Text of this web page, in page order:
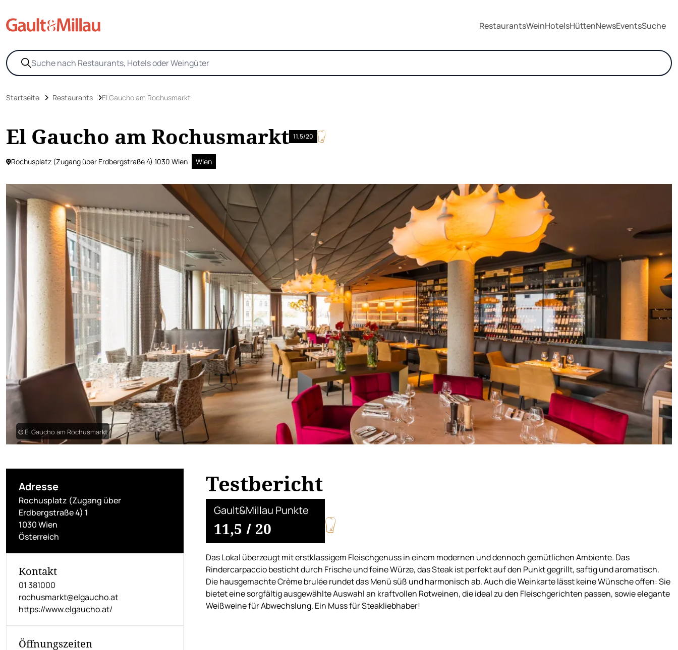
RestaurantsWeinHotelsHüttenNewsEventsSuche
Startseite Restaurants El Gaucho am Rochusmarkt
El Gaucho am Rochusmarkt 11,5/20
Rochusplatz (Zugang über Erdbergstraße 4) 1030 Wien Wien
© El Gaucho am Rochusmarkt
Adresse
Rochusplatz (Zugang über
Erdbergstraße 4) 1
1030 Wien
Österreich
Kontakt
01 381000
rochusmarkt@elgaucho.at
https://www.elgaucho.at/
Öffnungszeiten
Testbericht
Gault&Millau Punkte
11,5 / 20
Das Lokal überzeugt mit erstklassigem Fleischgenuss in einem modernen und dennoch gemütlichen Ambiente. Das
Rindercarpaccio besticht durch Frische und feine Würze, das Steak ist perfekt auf den Punkt gegrillt, saftig und aromatisch.
Die hausgemachte Crème brulée rundet das Menü süß und harmonisch ab. Auch die Weinkarte lässt keine Wünsche offen: Sie
bietet eine sorgfältig ausgewählte Auswahl an kraftvollen Rotweinen, die ideal zu den Fleischgerichten passen, sowie elegante
Weißweine für Abwechslung. Ein Muss für Steakliebhaber!